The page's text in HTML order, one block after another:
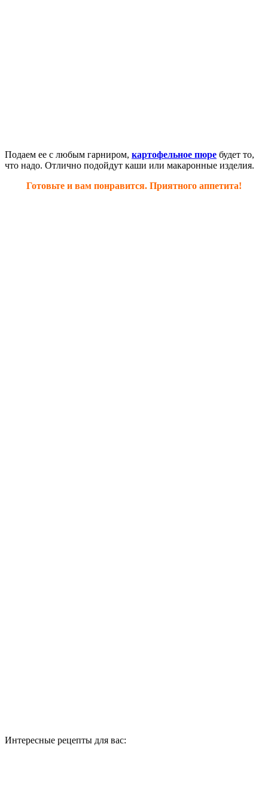
Подаем ее с любым гарниром, картофельное пюре будет то,
что надо. Отлично подойдут каши или макаронные изделия.
Готовьте и вам понравится. Приятного аппетита!
Интересные рецепты для вас: